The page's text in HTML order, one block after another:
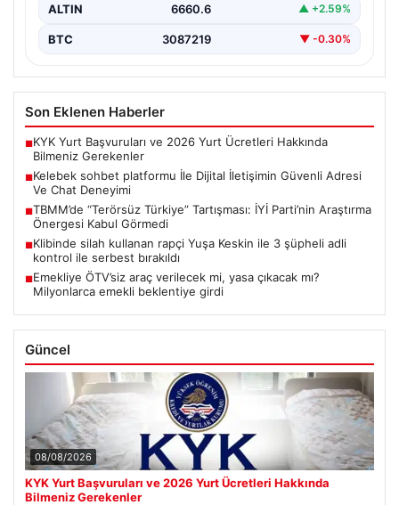
ALTIN 6660.6 ▲ +2.59%
BTC 3087219 ▼ -0.30%
Son Eklenen Haberler
■KYK Yurt Başvuruları ve 2026 Yurt Ücretleri Hakkında
Bilmeniz Gerekenler
■Kelebek sohbet platformu İle Dijital İletişimin Güvenli Adresi
Ve Chat Deneyimi
■TBMM’de “Terörsüz Türkiye” Tartışması: İYİ Parti’nin Araştırma
Önergesi Kabul Görmedi
■Klibinde silah kullanan rapçi Yuşa Keskin ile 3 şüpheli adli
kontrol ile serbest bırakıldı
■Emekliye ÖTV’siz araç verilecek mi, yasa çıkacak mı?
Milyonlarca emekli beklentiye girdi
Güncel
08/08/2026
KYK Yurt Başvuruları ve 2026 Yurt Ücretleri Hakkında
Bilmeniz Gerekenler